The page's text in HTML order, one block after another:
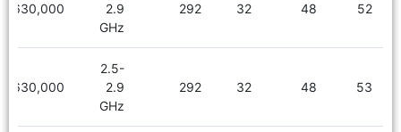
52
48
32
292
2.9
GHz
6,630,000
53
48
32
292
2.5-
2.9
GHz
6,630,000